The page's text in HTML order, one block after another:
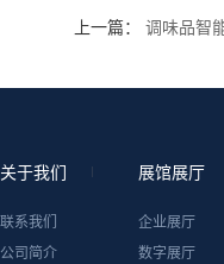
上一篇： 调味品智
关于我们
联系我们
公司简介
展馆展厅
企业展厅
数字展厅